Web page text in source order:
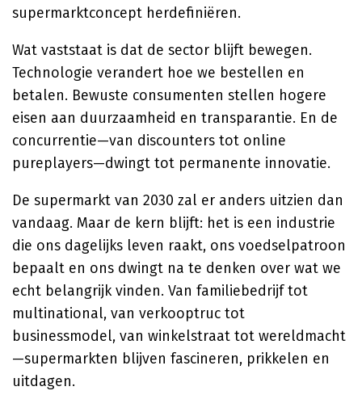
supermarktconcept herdefiniëren.
Wat vaststaat is dat de sector blijft bewegen.
Technologie verandert hoe we bestellen en
betalen. Bewuste consumenten stellen hogere
eisen aan duurzaamheid en transparantie. En de
concurrentie—van discounters tot online
pureplayers—dwingt tot permanente innovatie.
De supermarkt van 2030 zal er anders uitzien dan
vandaag. Maar de kern blijft: het is een industrie
die ons dagelijks leven raakt, ons voedselpatroon
bepaalt en ons dwingt na te denken over wat we
echt belangrijk vinden. Van familiebedrijf tot
multinational, van verkooptruc tot
businessmodel, van winkelstraat tot wereldmacht
—supermarkten blijven fascineren, prikkelen en
uitdagen.